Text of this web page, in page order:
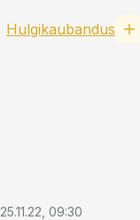
Hulgikaubandus
25.11.22, 09:30